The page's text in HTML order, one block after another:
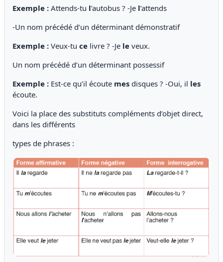
Exemple : Attends-tu l’autobus ? -Je l’attends
-Un nom précédé d’un déterminant démonstratif
Exemple : Veux-tu ce livre ? -Je le veux.
Un nom précédé d’un déterminant possessif
Exemple : Est-ce qu’il écoute mes disques ? -Oui, il les
écoute.
Voici la place des substituts compléments d’objet direct,
dans les différents
types de phrases :